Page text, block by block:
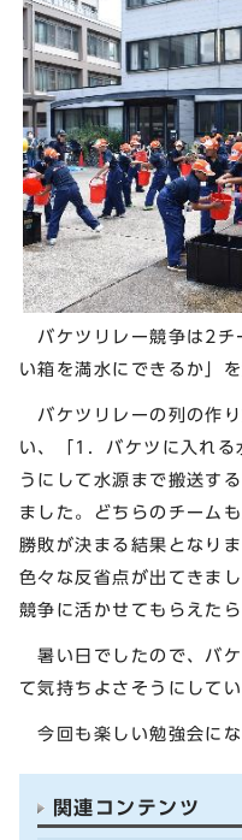
バケツリレー競争は2チ
い箱を満水にできるか」を
バケツリレーの列の作
い、「1．バケツに入れ
うにして水源まで搬送す
ました。どちらのチーム
勝敗が決まる結果となり
色々な反省点が出てきま
競争に活かせてもらえたら
暑い日でしたので、バ
て気持ちよさそうにしてい
今回も楽しい勉強会にな
関連コンテンツ